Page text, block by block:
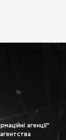
агенції"